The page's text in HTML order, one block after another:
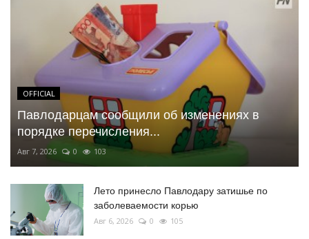
OFFICIAL
Павлодарцам сообщили об изменениях в
порядке перечисления...
Авг 7, 2026 0 103
Лето принесло Павлодару затишье по
заболеваемости корью
Авг 6, 2026 0 105